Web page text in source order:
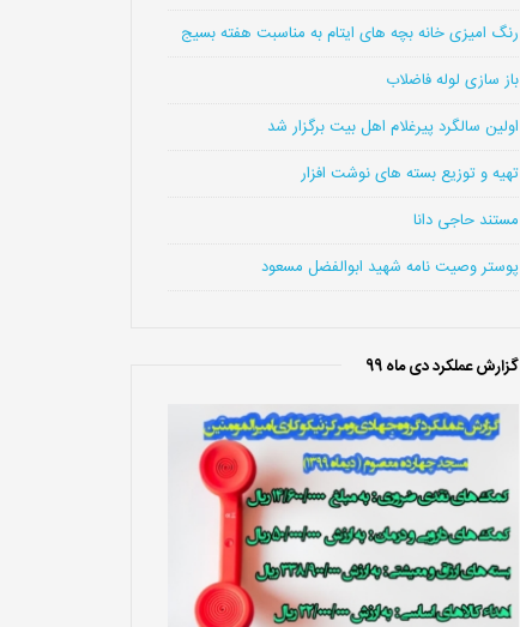
رنگ امیزی خانه بچه های ایتام به مناسبت هفته بسیج
باز سازی لوله فاضلاب
اولین سالگرد پیرغلام اهل بیت برگزار شد
تهیه و توزیع بسته های نوشت افزار
مستند حاجی دانا
پوستر وصیت نامه شهید ابوالفضل مسعود
گزارش عملکرد دی ماه 99